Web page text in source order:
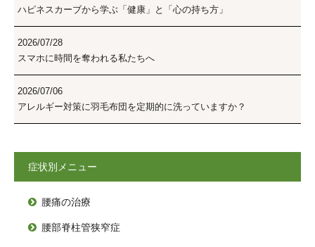
ハピネスカーブから学ぶ「健康」と「心の持ち方」
2026/07/28
スマホに時間を奪われる私たちへ
2026/07/06
アレルギー対策に羽毛布団を定期的に洗っていますか？
症状別メニュー
 腰痛の治療
 腰部脊柱管狭窄症